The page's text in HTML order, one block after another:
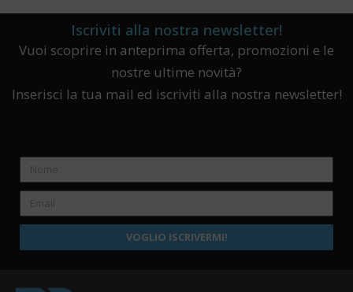
Iscriviti alla nostra newsletter!
Vuoi scoprire in anteprima offerta, promozioni e le
nostre ultime novità?
Inserisci la tua mail ed iscriviti alla nostra newsletter!
VOGLIO ISCRIVERMI!